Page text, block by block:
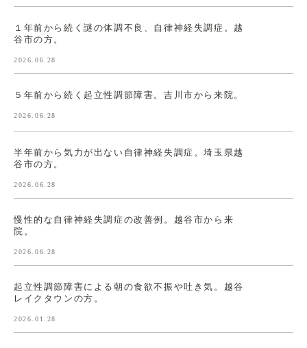
１年前から続く謎の体調不良、自律神経失調症。越
谷市の方。
2026.06.28
５年前から続く起立性調節障害。吉川市から来院。
2026.06.28
半年前から気力が出ない自律神経失調症。埼玉県越
谷市の方。
2026.06.28
慢性的な自律神経失調症の改善例。越谷市から来
院。
2026.06.28
起立性調節障害による朝の食欲不振や吐き気。越谷
レイクタウンの方。
2026.01.28